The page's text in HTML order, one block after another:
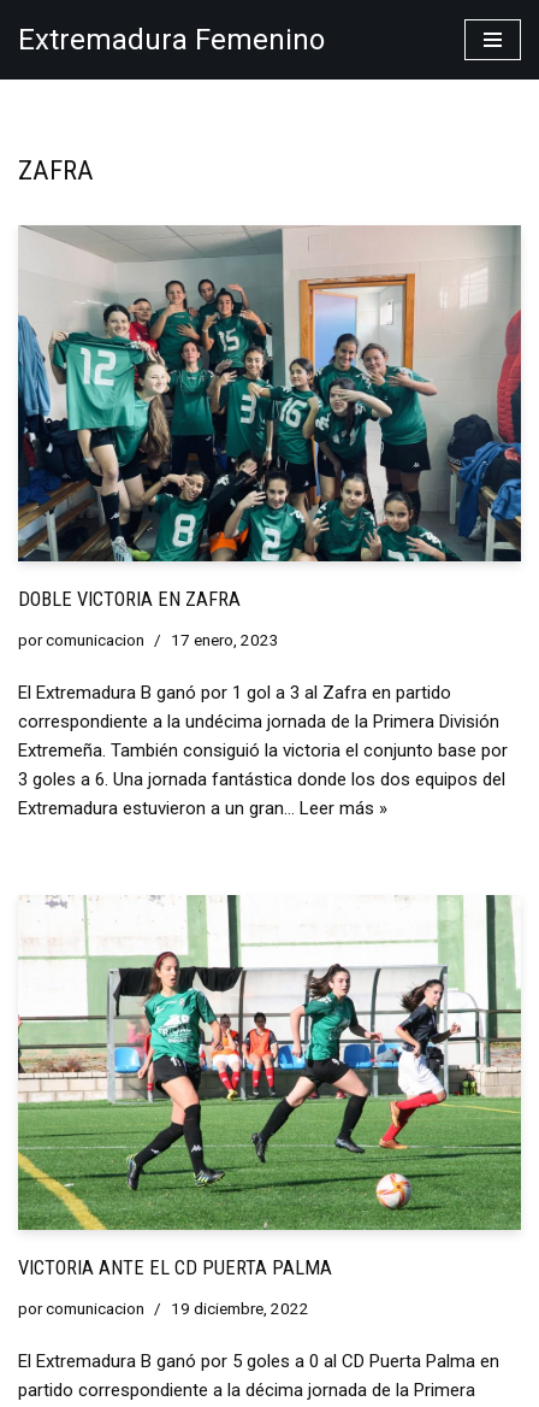
Extremadura Femenino
ZAFRA
DOBLE VICTORIA EN ZAFRA
porcomunicacion 17 enero, 2023
El Extremadura B ganó por 1 gol a 3 al Zafra en partido
correspondiente a la undécima jornada de la Primera División
Extremeña. También consiguió la victoria el conjunto base por
3 goles a 6. Una jornada fantástica donde los dos equipos del
Extremadura estuvieron a un gran… Leer más »
VICTORIA ANTE EL CD PUERTA PALMA
porcomunicacion 19 diciembre, 2022
El Extremadura B ganó por 5 goles a 0 al CD Puerta Palma en
partido correspondiente a la décima jornada de la Primera